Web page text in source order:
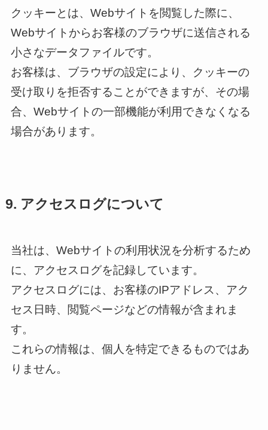
クッキーとは、Webサイトを閲覧した際に、
Webサイトからお客様のブラウザに送信される
小さなデータファイルです。
お客様は、ブラウザの設定により、クッキーの
受け取りを拒否することができますが、その場
合、Webサイトの一部機能が利用できなくなる
場合があります。
9. アクセスログについて
当社は、Webサイトの利用状況を分析するため
に、アクセスログを記録しています。
アクセスログには、お客様のIPアドレス、アク
セス日時、閲覧ページなどの情報が含まれま
す。
これらの情報は、個人を特定できるものではあ
りません。